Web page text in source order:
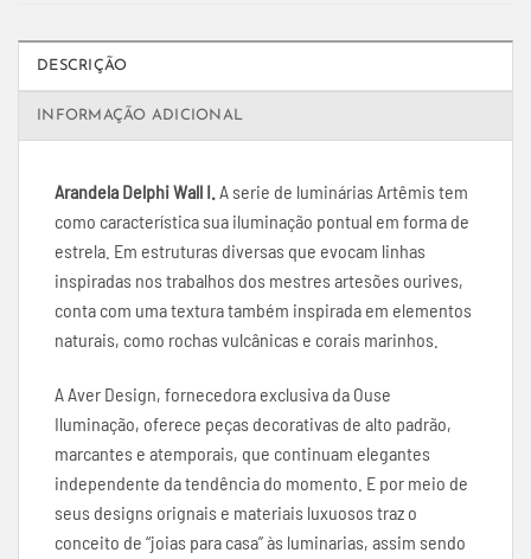
DESCRIÇÃO
INFORMAÇÃO ADICIONAL
Arandela Delphi Wall I. A serie de luminárias Artêmis tem
como característica sua iluminação pontual em forma de
estrela. Em estruturas diversas que evocam linhas
inspiradas nos trabalhos dos mestres artesões ourives,
conta com uma textura também inspirada em elementos
naturais, como rochas vulcânicas e corais marinhos.
A Aver Design, fornecedora exclusiva da Ouse
Iluminação, oferece peças decorativas de alto padrão,
marcantes e atemporais, que continuam elegantes
independente da tendência do momento. E por meio de
seus designs orignais e materiais luxuosos traz o
conceito de “joias para casa” às luminarias, assim sendo